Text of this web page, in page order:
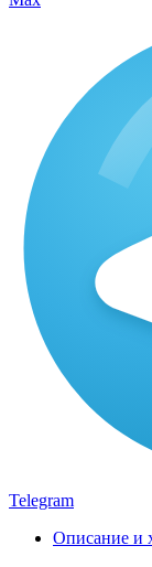
Telegram
Описание и